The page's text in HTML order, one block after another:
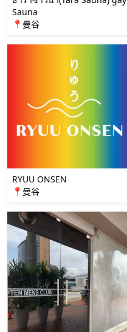
Sauna
📍曼谷
RYUU ONSEN
📍曼谷